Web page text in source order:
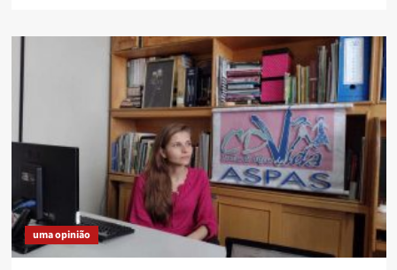
Espetáculo
Logradouro
no
uma opinião